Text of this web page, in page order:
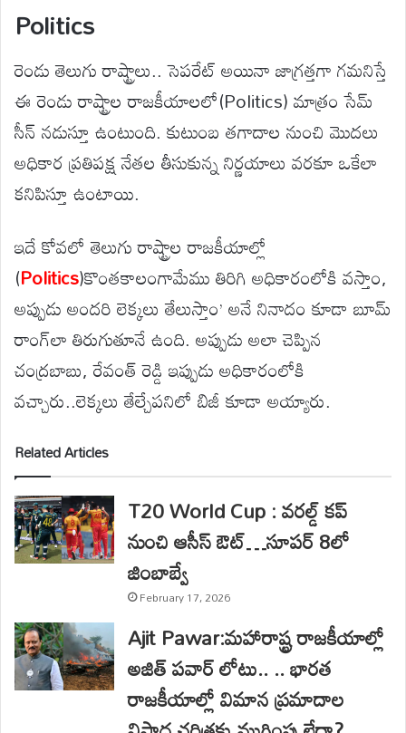
Politics
రెండు తెలుగు రాష్ట్రాలు.. సెపరేట్ అయినా జాగ్రత్తగా గమనిస్తే
ఈ రెండు రాష్ట్రాల రాజకీయాలలో(Politics) మాత్రం సేమ్
సీన్ నడుస్తూ ఉంటుంది. కుటుంబ తగాదాల నుంచి మొదలు
అధికార ప్రతిపక్ష నేతల తీసుకున్న నిర్ణయాలు వరకూ ఒకేలా
కనిపిస్తూ ఉంటాయి.
ఇదే కోవలో తెలుగు రాష్ట్రాల రాజకీయాల్లో
(Politics)కొంతకాలంగామేము తిరిగి అధికారంలోకి వస్తాం,
అప్పుడు అందరి లెక్కలు తేలుస్తాం’ అనే నినాదం కూడా బూమ్
రాంగ్‌లా తిరుగుతూనే ఉంది. అప్పుడు అలా చెప్పిన
చంద్రబాబు, రేవంత్ రెడ్డి ఇప్పుడు అధికారంలోకి
వచ్చారు..లెక్కలు తేల్చేపనిలో బిజీ కూడా అయ్యారు.
Related Articles
T20 World Cup : వరల్డ్ కప్
నుంచి ఆసీస్ ఔట్…సూపర్ 8లో
జింబాబ్వే
February 17, 2026
Ajit Pawar:మహారాష్ట్ర రాజకీయాల్లో
అజిత్ పవార్ లోటు.. .. భారత
రాజకీయాల్లో విమాన ప్రమాదాల